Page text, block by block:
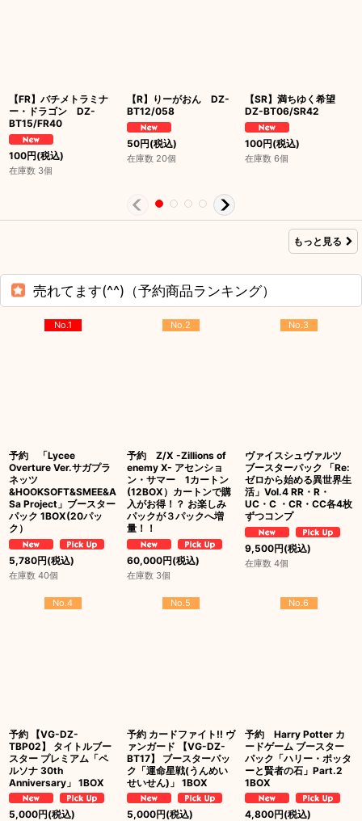
【FR】バチメトラミナ
ー・ドラゴン DZ-
BT15/FR40
100円(税込)
在庫数 3個
【R】りーがおん DZ-
BT12/058
50円(税込)
在庫数 20個
【SR】満ちゆく希望
DZ-BT06/SR42
100円(税込)
在庫数 6個
もっと見る
売れてます(^^)（予約商品ランキング）
No.1
予約 「Lycee
Overture Ver.サガプラ
ネッツ
&HOOKSOFT&SMEE&A
Sa Project」ブースター
パック 1BOX(20パッ
ク）
5,780円(税込)
在庫数 40個
No.2
予約 Z/X -Zillions of
enemy X- アセンショ
ン・サマー 1カートン
(12BOX）カートンで購
入がお得！？ お楽しみ
パックが３パックへ増
量！！
60,000円(税込)
在庫数 3個
No.3
ヴァイスシュヴァルツ
ブースターパック 「Re:
ゼロから始める異世界生
活」Vol.4 RR・R・
UC・C ・CR・CC各4枚
ずつコンプ
9,500円(税込)
在庫数 4個
No.4
予約 【VG-DZ-
TBP02】 タイトルブー
スター プレミアム「ペ
ルソナ 30th
Anniversary」 1BOX
5,000円(税込)
No.5
予約 カードファイト!! ヴ
ァンガード 【VG-DZ-
BT17】 ブースターパッ
ク「運命星戦(うんめい
せいせん)」 1BOX
5,000円(税込)
No.6
予約 Harry Potter カ
ードゲーム ブースター
パック「ハリー・ポッタ
ーと賢者の石」Part.2
1BOX
4,800円(税込)